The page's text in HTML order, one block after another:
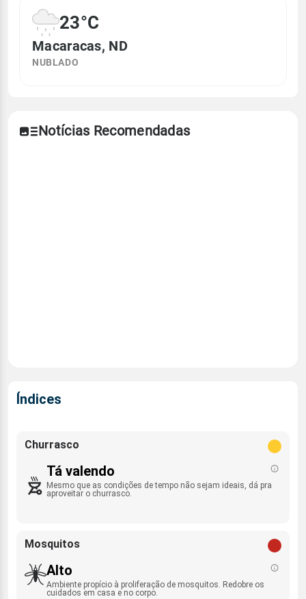
23°C
Macaracas, ND
NUBLADO
Notícias Recomendadas
Índices
Churrasco
Tá valendo
Mesmo que as condições de tempo não sejam ideais, dá pra
aproveitar o churrasco.
Mosquitos
Alto
Ambiente propício à proliferação de mosquitos. Redobre os
cuidados em casa e no corpo.